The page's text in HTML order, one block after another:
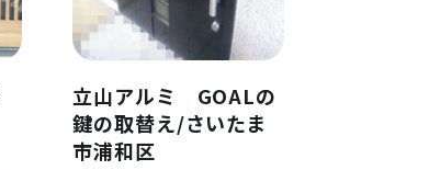
立山アルミ GOALの
鍵の取替え/さいたま
市浦和区